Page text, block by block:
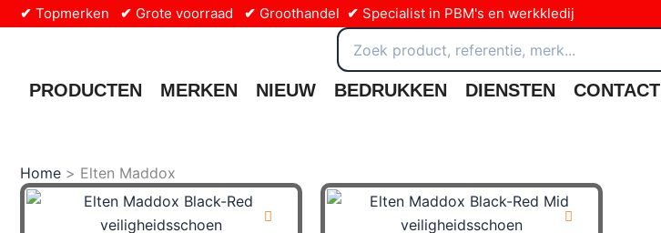
inhoud
✔ Topmerken ✔ Grote voorraad ✔ Groothandel ✔ Specialist in PBM's en werkkledij
Zoeken
naar:
PRODUCTEN MERKEN NIEUW BEDRUKKEN DIENSTEN CONTACT
Home Elten Maddox